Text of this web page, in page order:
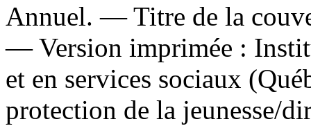
Annuel. — Titre de la
—Version imprimée :
et en services sociaux
protection de la jeunesse/